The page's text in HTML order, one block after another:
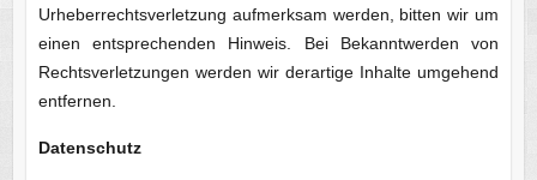
Urheberrechtsverletzung aufmerksam werden, bitten wir um
einen entsprechenden Hinweis. Bei Bekanntwerden von
Rechtsverletzungen werden wir derartige Inhalte umgehend
entfernen.
Datenschutz